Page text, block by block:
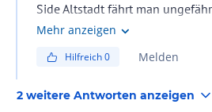
Side Altstadt fährt man
Mehr anzeigen
Hilfreich0 Melden
2 weitere Antworten anzeigen